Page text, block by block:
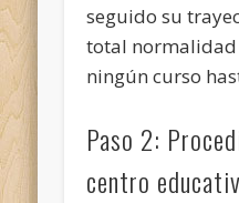
seguido su
total normalidad
ningún curso
Paso 2:
centro